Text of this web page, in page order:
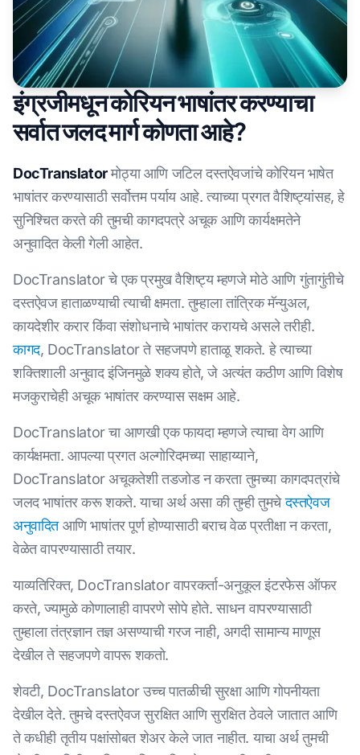
इंग्रजीमधून कोरियन भाषांतर करण्याचा
सर्वात जलद मार्ग कोणता आहे?
DocTranslatorमोठ्या आणि जटिल दस्तऐवजांचे कोरियन भाषेत
भाषांतर करण्यासाठी सर्वोत्तम पर्याय आहे. त्याच्या प्रगत वैशिष्ट्यांसह, हे
सुनिश्चित करते की तुमची कागदपत्रे अचूक आणि कार्यक्षमतेने
अनुवादित केली गेली आहेत.
DocTranslator चे एक प्रमुख वैशिष्ट्य म्हणजे मोठे आणि गुंतागुंतीचे
दस्तऐवज हाताळण्याची त्याची क्षमता. तुम्हाला तांत्रिक मॅन्युअल,
कायदेशीर करार किंवा संशोधनाचे भाषांतर करायचे असले तरीही.
कागद, DocTranslator ते सहजपणे हाताळू शकते. हे त्याच्या
शक्तिशाली अनुवाद इंजिनमुळे शक्य होते, जे अत्यंत कठीण आणि विशेष
मजकुराचेही अचूक भाषांतर करण्यास सक्षम आहे.
DocTranslator चा आणखी एक फायदा म्हणजे त्याचा वेग आणि
कार्यक्षमता. आपल्या प्रगत अल्गोरिदमच्या साहाय्याने,
DocTranslator अचूकतेशी तडजोड न करता तुमच्या कागदपत्रांचे
जलद भाषांतर करू शकते. याचा अर्थ असा की तुम्ही तुमचेदस्तऐवज
अनुवादितआणि भाषांतर पूर्ण होण्यासाठी बराच वेळ प्रतीक्षा न करता,
वेळेत वापरण्यासाठी तयार.
याव्यतिरिक्त, DocTranslator वापरकर्ता-अनुकूल इंटरफेस ऑफर
करते, ज्यामुळे कोणालाही वापरणे सोपे होते. साधन वापरण्यासाठी
तुम्हाला तंत्रज्ञान तज्ञ असण्याची गरज नाही, अगदी सामान्य माणूस
देखील ते सहजपणे वापरू शकतो.
शेवटी, DocTranslator उच्च पातळीची सुरक्षा आणि गोपनीयता
देखील देते. तुमचे दस्तऐवज सुरक्षित आणि सुरक्षित ठेवले जातात आणि
ते कधीही तृतीय पक्षांसोबत शेअर केले जात नाहीत. याचा अर्थ तुमची